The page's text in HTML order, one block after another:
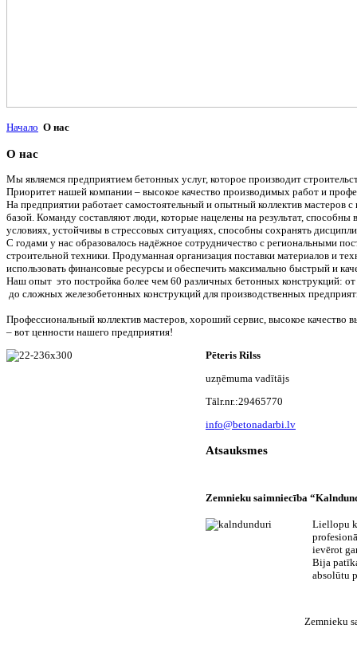
Hачало О нас
О нас
Мы являемся предприятием бетонных услуг, которое производит
Приоритет нашей компании – высокое качество производимых работ и
На предприятии работает самостоятельный и опытный коллектив мастеров
базой. Команду составляют люди, которые нацелены на результат,
условиях, устойчивы в стрессовых ситуациях, способны сохранять
С годами у нас образовалось надёжное сотрудничество с региональными
строительной техники. Продуманная организация поставки материалов и
использовать финансовые ресурсы и обеспечить максимально быстрый и
Наш опыт это постройка более чем 60 различных бетонных конструкций:
до сложных железобетонных конструкций для производственных
Профессиональный коллектив мастеров, хороший сервис, высокое
– вот ценности нашего предприятия!
Pēteris Rilss
uzņēmuma vadītājs
Tālr.nr.:29465770
info@betonadarbi.lv
Atsauksmes
Zemnieku saimniecība
Liellopu
ievērot
Bija
absolūtu
Zemnieku